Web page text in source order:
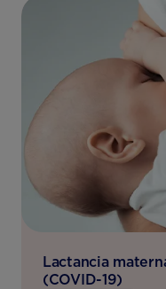
Lactancia
(COVID-19)